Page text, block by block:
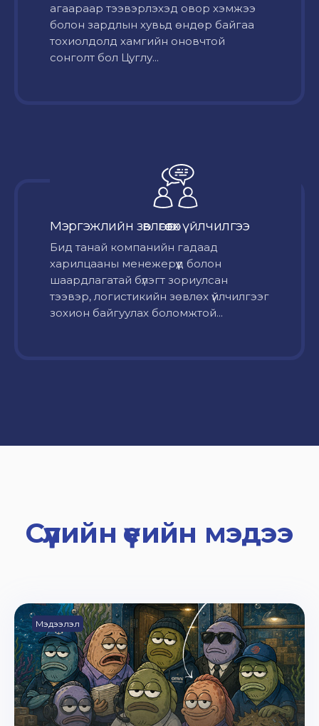
агаараар тээвэрлэхэд овор хэмжээ
болон зардлын хувьд өндөр байгаа
тохиолдолд хамгийн оновчтой
сонголт бол Цуглу...
Мэргэжлийн зөвлөгөө өгөх үйлчилгээ
Бид танай компанийн гадаад
харилцааны менежерүүд болон
шаардлагатай бүлэгт зориулсан
тээвэр, логистикийн зөвлөх үйлчилгээг
зохион байгуулах боломжтой...
Сүүлийн үеийн мэдээ
Мэдээлэл